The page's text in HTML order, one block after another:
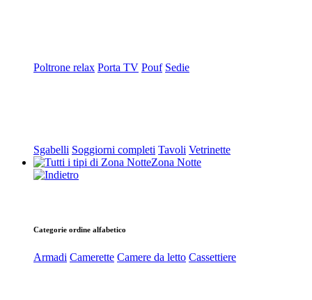
Poltrone relax Porta TV Pouf Sedie
Sgabelli Soggiorni completi Tavoli Vetrinette
Zona Notte
Categorie ordine alfabetico
Armadi Camerette Camere da letto Cassettiere